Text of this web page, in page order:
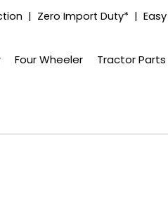
| Zero Import Duty* |
Four Wheeler Tractor Parts